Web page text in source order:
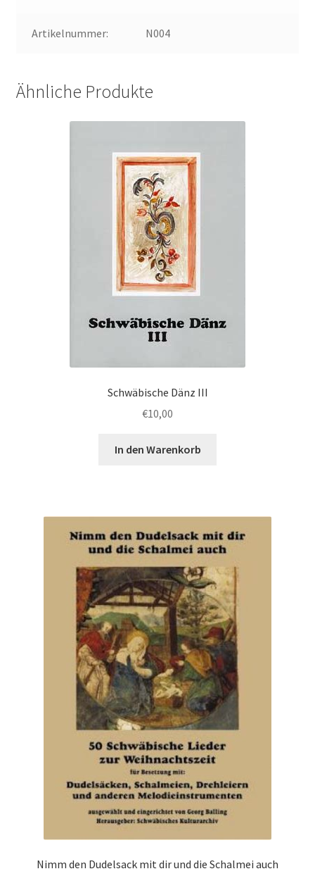
Artikelnummer: N004
Ähnliche Produkte
Schwäbische Dänz III
€10,00
In den Warenkorb
Nimm den Dudelsack mit dir und die Schalmei auch